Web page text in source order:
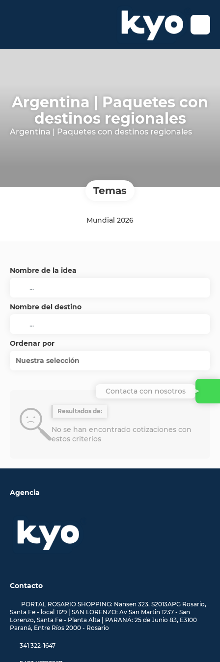
Argentina | Paquetes con
destinos regionales
Argentina | Paquetes con destinos regionales
Temas
Mundial 2026
Nombre de la idea
Nombre del destino
Ordenar por
Nuestra selección
Resultados de:
No se han encontrado cotizaciones con
estos criterios
Agencia
Contacto
PORTAL ROSARIO SHOPPING: Nansen 323, S2013APG Rosario,
Santa Fe - local 1129 | SAN LORENZO: Av San Martin 1237 - San
Lorenzo, Santa Fe - Planta Alta | PARANÁ: 25 de Junio 83, E3100
Paraná, Entre Ríos 2000 - Rosario
341 322-1647
Contacta con nosotros